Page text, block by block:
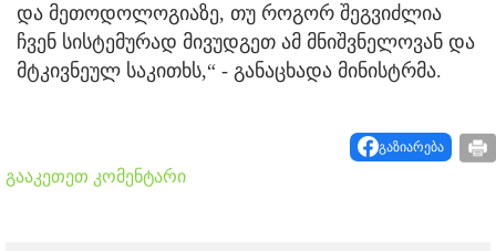
და მეთოდოლოგიაზე, თუ როგორ შეგვიძლია
ჩვენ სისტემურად მივუდგეთ ამ მნიშვნელოვან და
მტკივნეულ საკითხს,“ - განაცხადა მინისტრმა.
გაზიარება
გააკეთეთ კომენტარი